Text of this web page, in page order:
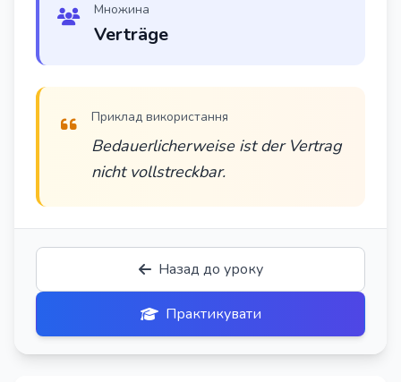
Множина
Verträge
Приклад використання
Bedauerlicherweise ist der Vertrag
nicht vollstreckbar.
Назад до уроку
Практикувати